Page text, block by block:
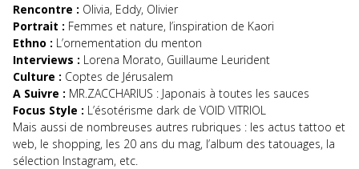
Rencontre : Olivia, Eddy, Olivier
Portrait : Femmes et nature, l’inspiration de Kaori
Ethno : L’ornementation du menton
Interviews : Lorena Morato, Guillaume Leurident
Culture : Coptes de Jérusalem
A Suivre : MR.ZACCHARIUS : Japonais à toutes les sauces
Focus Style : L’ésotérisme dark de VOID VITRIOL
Mais aussi de nombreuses autres rubriques : les actus tattoo et
web, le shopping, les 20 ans du mag, l’album des tatouages, la
sélection Instagram, etc.